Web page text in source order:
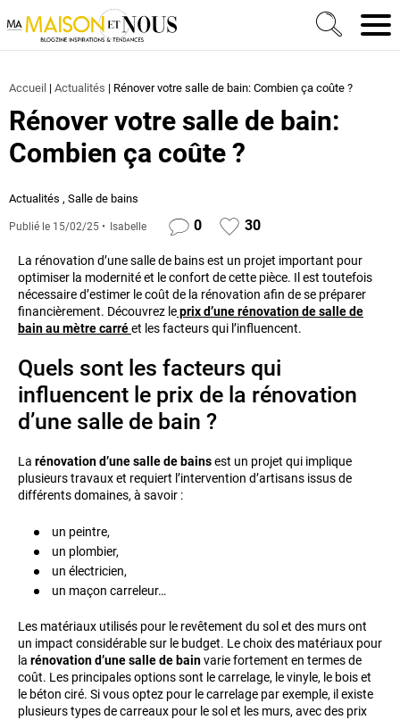
Ma Maison et Nous Construction, rénovation &
Accueil | Actualités | Rénover votre salle de bain: Combien ça coûte ?
Rénover votre salle de bain:
Combien ça coûte ?
Actualités , Salle de bains
Publié le 15/02/25 Isabelle 0 30
La rénovation d’une salle de bains est un projet important pour
optimiser la modernité et le confort de cette pièce. Il est toutefois
nécessaire d’estimer le coût de la rénovation afin de se préparer
financièrement. Découvrez leprix d’une rénovation de salle de
bain au mètre carréet les facteurs qui l’influencent.
Quels sont les facteurs qui
influencent le prix de la rénovation
d’une salle de bain ?
La rénovation d’une salle de bainsest un projet qui implique
plusieurs travaux et requiert l’intervention d’artisans issus de
différents domaines, à savoir :
un peintre,
un plombier,
un électricien,
un maçon carreleur…
Les matériaux utilisés pour le revêtement du sol et des murs ont
un impact considérable sur le budget. Le choix des matériaux pour
la rénovation d’une salle de bainvarie fortement en termes de
coût. Les principales options sont le carrelage, le vinyle, le bois et
le béton ciré. Si vous optez pour le carrelage par exemple, il existe
plusieurs types de carreaux pour le sol et les murs, avec des prix